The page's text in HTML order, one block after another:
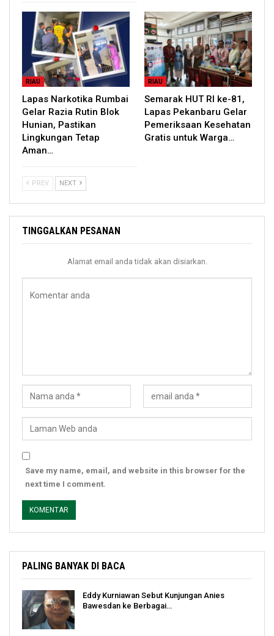
RIAU
Lapas Narkotika Rumbai
Gelar Razia Rutin Blok
Hunian, Pastikan
Lingkungan Tetap
Aman…
RIAU
Semarak HUT RI ke-81,
Lapas Pekanbaru Gelar
Pemeriksaan Kesehatan
Gratis untuk Warga…
PREV NEXT
TINGGALKAN PESANAN
Alamat email anda tidak akan disiarkan.
Save my name, email, and website in this browser for the
next time I comment.
PALING BANYAK DI BACA
Eddy Kurniawan Sebut Kunjungan Anies
Bawesdan ke Berbagai…